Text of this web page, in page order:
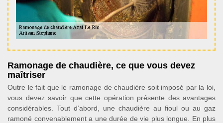
Ramonage de chaudière, ce que vous devez
maîtriser
Outre le fait que le ramonage de chaudière soit imposé par la loi,
vous devez savoir que cette opération présente des avantages
considérables. Tout d’abord, une chaudière au fioul ou au gaz
ramoné convenablement a une durée de vie plus longue. En plus